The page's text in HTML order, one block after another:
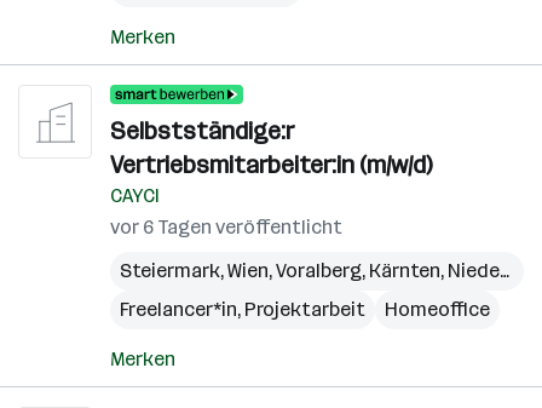
Merken
Selbstständige:r
Vertriebsmitarbeiter:in (m/w/d)
CAYCI
vor 6 Tagen veröffentlicht
Steiermark,Wien,Voralberg, Kärnten, Niederösterreich
Freelancer*in, Projektarbeit
Homeoffice
Merken